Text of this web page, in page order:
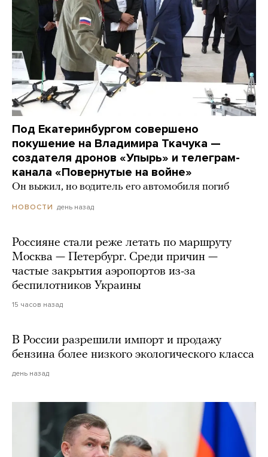
Под Екатеринбургом совершено
покушение на Владимира Ткачука —
создателя дронов «Упырь» и телеграм-
канала «Повернутые на войне»
Он выжил, но водитель его автомобиля погиб
НОВОСТИ день назад
Россияне стали реже летать по маршруту
Москва — Петербург. Среди причин —
частые закрытия аэропортов из-за
беспилотников Украины
15 часов назад
В России разрешили импорт и продажу
бензина более низкого экологического класса
день назад